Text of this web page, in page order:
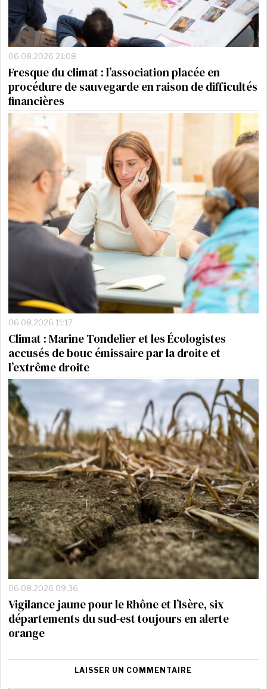
06.08.2026 21:08
Fresque du climat : l’association placée en
procédure de sauvegarde en raison de difficultés
financières
06.08.2026 11:17
Climat : Marine Tondelier et les Écologistes
accusés de bouc émissaire par la droite et
l’extrême droite
06.08.2026 09:36
Vigilance jaune pour le Rhône et l’Isère, six
départements du sud-est toujours en alerte
orange
LAISSER UN COMMENTAIRE